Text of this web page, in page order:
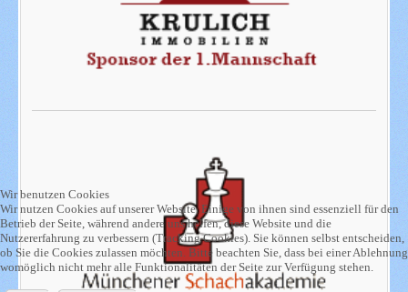
Wir benutzen Cookies
Wir nutzen Cookies auf unserer Website. Einige von ihnen sind essenziell für den
Betrieb der Seite, während andere uns helfen, diese Website und die
Nutzererfahrung zu verbessern (Tracking Cookies). Sie können selbst entscheiden,
ob Sie die Cookies zulassen möchten. Bitte beachten Sie, dass bei einer Ablehnung
womöglich nicht mehr alle Funktionalitäten der Seite zur Verfügung stehen.